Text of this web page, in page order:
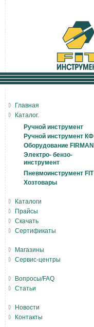
Главная
Каталог.
Ручной инструмент
Ручной инструмент КФ
Оборудование FIRMAN
Электро- бензо-
инструмент
Пневмоинструмент FIT
Хозтовары
Каталоги
Прайсы
Скачать
Сертификаты
Магазины
Сервис-центры
Вопросы/FAQ
Статьи
Новости
Контакты